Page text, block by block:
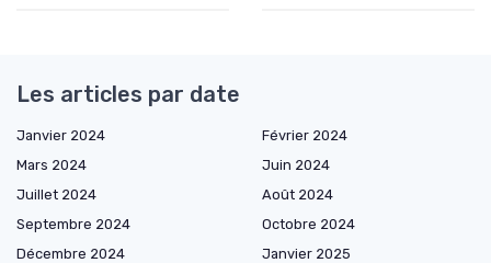
Les articles par date
Janvier 2024
Février 2024
Mars 2024
Juin 2024
Juillet 2024
Août 2024
Septembre 2024
Octobre 2024
Décembre 2024
Janvier 2025